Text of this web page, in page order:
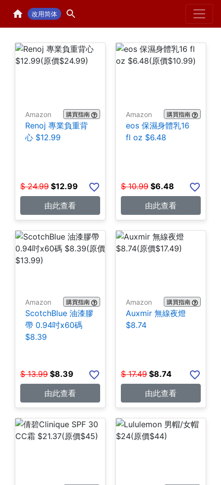
改用简体 Home
Amazon 購買指南
Renoj 專業負重背
心 $12.99
$ 24.99 $12.99
由此查看
Amazon 購買指南
eos 保濕身體乳16
fl oz $6.48
$ 10.99 $6.48
由此查看
Amazon 購買指南
ScotchBlue 油漆膠
帶 0.94吋x60碼
$8.39
$ 13.99 $8.39
由此查看
Amazon 購買指南
Auxmir 無線夜燈
$8.74
$ 17.49 $8.74
由此查看